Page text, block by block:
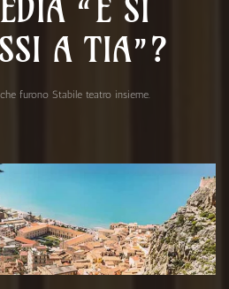
“E SI
A TIA”?
furono Stabile teatro insieme.